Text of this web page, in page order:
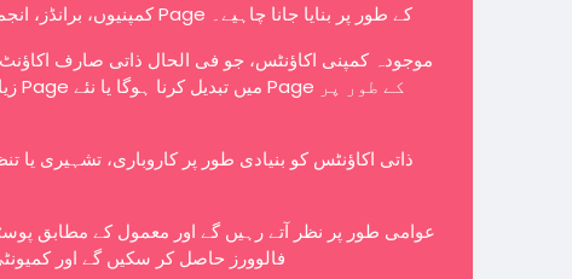
کمپنیوں، برانڈز، انجمنوں، تنظیموں اور منصوبوں کو Page کے طور پر بنایا جانا چاہیے۔
موجودہ کمپنی اکاؤنٹس، جو فی الحال ذاتی صارف
ذاتی اکاؤنٹس کو بنیادی طور پر کاروباری، تشہیری یا
فالوورز حاصل کر سکیں گے اور